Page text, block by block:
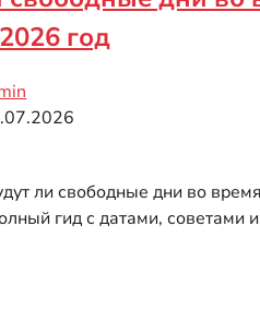
год
ли свободные дни во
гид с датами, советами